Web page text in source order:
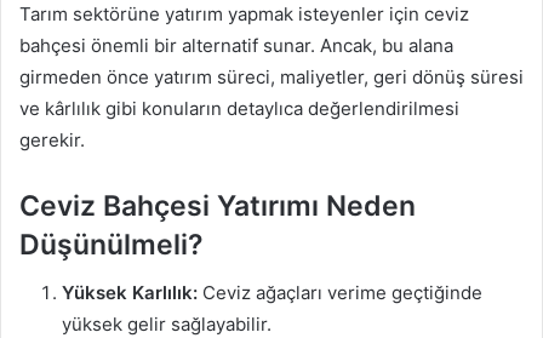
Tarım sektörüne yatırım yapmak isteyenler için ceviz
bahçesi önemli bir alternatif sunar. Ancak, bu alana
girmeden önce yatırım süreci, maliyetler, geri dönüş süresi
ve kârlılık gibi konuların detaylıca değerlendirilmesi
gerekir.
Ceviz Bahçesi Yatırımı Neden
Düşünülmeli?
Yüksek Karlılık: Ceviz ağaçları verime geçtiğinde
yüksek gelir sağlayabilir.